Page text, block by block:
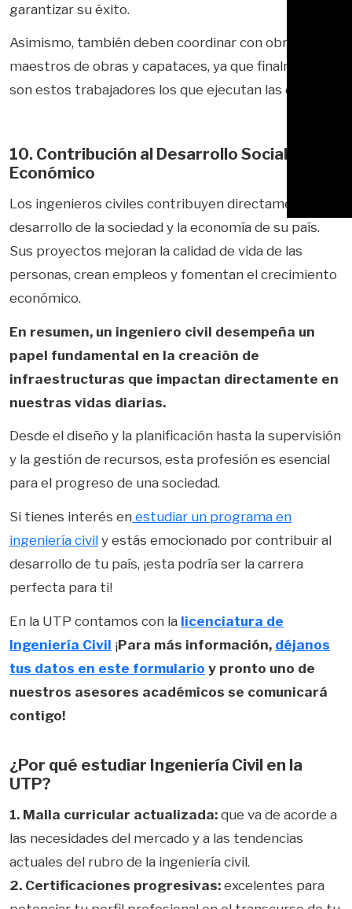
garantizar su éxito.
Asimismo, también deben coordinar con obreros,
maestros de obras y capataces, ya que finalmente
son estos trabajadores los que ejecutan las obras.
10. Contribución al Desarrollo Social y
Económico
Los ingenieros civiles contribuyen directamente al
desarrollo de la sociedad y la economía de su país.
Sus proyectos mejoran la calidad de vida de las
personas, crean empleos y fomentan el crecimiento
económico.
En resumen, un ingeniero civil desempeña un
papel fundamental en la creación de
infraestructuras que impactan directamente en
nuestras vidas diarias.
Desde el diseño y la planificación hasta la supervisión
y la gestión de recursos, esta profesión es esencial
para el progreso de una sociedad.
Si tienes interés en estudiar un programa en
ingeniería civil y estás emocionado por contribuir al
desarrollo de tu país, ¡esta podría ser la carrera
perfecta para ti!
En la UTP contamos con la licenciatura de
Ingeniería Civil ¡Para más información, déjanos
tus datos en este formulario y pronto uno de
nuestros asesores académicos se comunicará
contigo!
¿Por qué estudiar Ingeniería Civil en la
UTP?
1. Malla curricular actualizada: que va de acorde a
las necesidades del mercado y a las tendencias
actuales del rubro de la ingeniería civil.
2. Certificaciones progresivas: excelentes para